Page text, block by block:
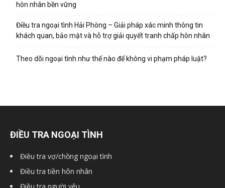
phòng
hôn nhân bền vững
Điều tra ngoại tình Hải Phòng – Giải pháp xác minh thông tin
khách quan, bảo mật và hỗ trợ giải quyết tranh chấp hôn nhân
Theo dõi ngoại tình như thế nào để không vi phạm pháp luật?
ĐIỀU TRA NGOẠI TÌNH
Điều tra vợ/chồng ngoại tình
Điều tra tiền hôn nhân